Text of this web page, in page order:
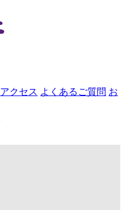
アクセス よくあるご質問 お